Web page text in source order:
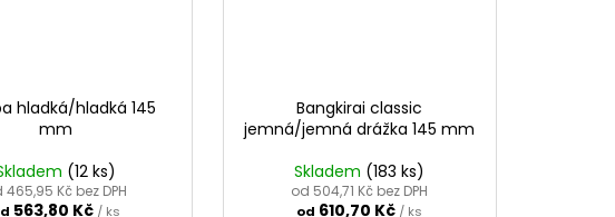
hladká/hladká 145
mm
(12 ks)
465,95 Kč bez DPH
563,80 Kč / ks
Bangkirai classic
jemná/jemná drážka 145 mm
Skladem (183 ks)
od 504,71 Kč bez DPH
od 610,70 Kč / ks